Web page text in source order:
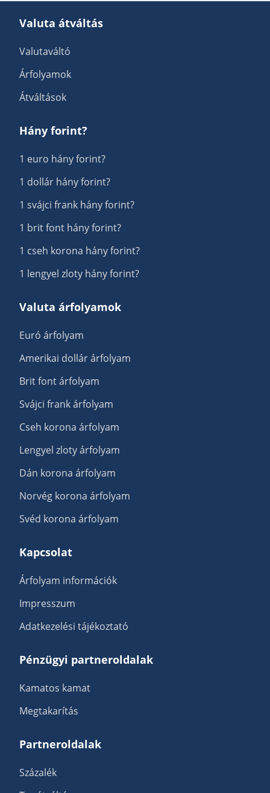
Valuta átváltás
Valutaváltó
Árfolyamok
Átváltások
Hány forint?
1 euro hány forint?
1 dollár hány forint?
1 svájci frank hány forint?
1 brit font hány forint?
1 cseh korona hány forint?
1 lengyel zloty hány forint?
Valuta árfolyamok
Euró árfolyam
Amerikai dollár árfolyam
Brit font árfolyam
Svájci frank árfolyam
Cseh korona árfolyam
Lengyel zloty árfolyam
Dán korona árfolyam
Norvég korona árfolyam
Svéd korona árfolyam
Kapcsolat
Árfolyam információk
Impresszum
Adatkezelési tájékoztató
Pénzügyi partneroldalak
Kamatos kamat
Megtakarítás
Partneroldalak
Százalék